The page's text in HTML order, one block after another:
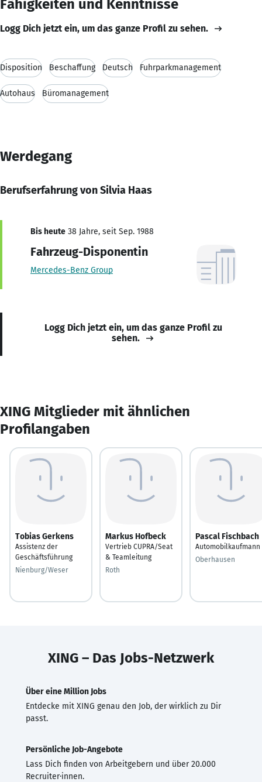
Fähigkeiten und Kenntnisse
Logg Dich jetzt ein, um das ganze Profil zu sehen.
Disposition Beschaffung Deutsch Fuhrparkmanagement
Autohaus Büromanagement
Werdegang
Berufserfahrung von Silvia Haas
Bis heute 38 Jahre, seit Sep. 1988
Fahrzeug-Disponentin
Mercedes-Benz Group
Logg Dich jetzt ein, um das ganze Profil zu
sehen.
XING Mitglieder mit ähnlichen
Profilangaben
Tobias Gerkens
Assistenz der
Geschäftsführung
Nienburg/Weser
Markus Hofbeck
Vertrieb CUPRA/Seat
& Teamleitung
Roth
Pascal Fischbach
Automobilkaufmann
Oberhausen
XING – Das Jobs-Netzwerk
Über eine Million Jobs
Entdecke mit XING genau den Job, der wirklich zu Dir
passt.
Persönliche Job-Angebote
Lass Dich finden von Arbeitgebern und über 20.000
Recruiter·innen.